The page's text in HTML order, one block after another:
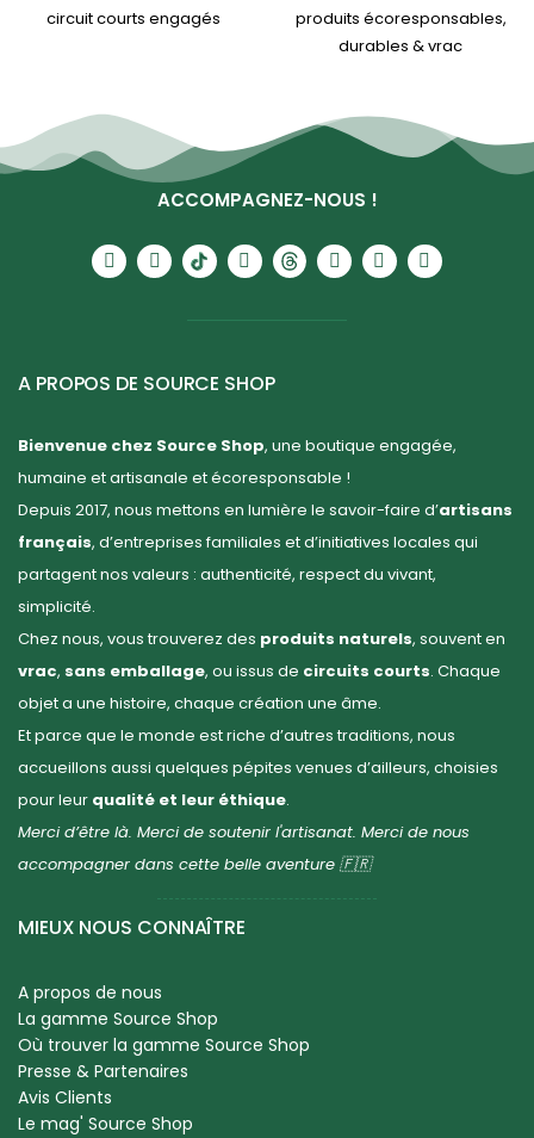
circuit courts engagés
produits écoresponsables,
durables & vrac
ACCOMPAGNEZ-NOUS !
A PROPOS DE SOURCE SHOP
Bienvenue chez Source Shop, une boutique engagée,
humaine et artisanale et écoresponsable !
Depuis 2017, nous mettons en lumière le savoir-faire d’artisans
français, d’entreprises familiales et d’initiatives locales qui
partagent nos valeurs : authenticité, respect du vivant,
simplicité.
Chez nous, vous trouverez des produits naturels, souvent en
vrac, sans emballage, ou issus de circuits courts. Chaque
objet a une histoire, chaque création une âme.
Et parce que le monde est riche d’autres traditions, nous
accueillons aussi quelques pépites venues d’ailleurs, choisies
pour leur qualité et leur éthique.
Merci d’être là. Merci de soutenir l'artisanat. Merci de nous
accompagner dans cette belle aventure 🇫🇷
MIEUX NOUS CONNAÎTRE
A propos de nous
La gamme Source Shop
Où trouver la gamme Source Shop
Presse & Partenaires
Avis Clients
Le mag' Source Shop